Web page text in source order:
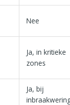
Nee
Ja, in kritieke
zones
Ja, bij